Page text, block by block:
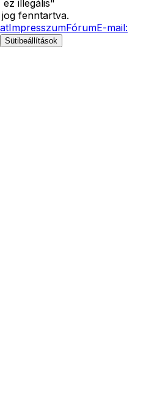
illegális"
fenntartva.
ImpresszumFórumE-mail:
Sütibeállítások